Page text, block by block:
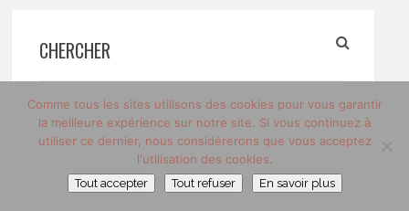
CHERCHER
Comme tous les sites utilisons des cookies pour vous garantir
la meilleure expérience sur notre site. Si vous continuez à
utiliser ce dernier, nous considérerons que vous acceptez
l'utilisation des cookies.
Tout accepter Tout refuser En savoir plus